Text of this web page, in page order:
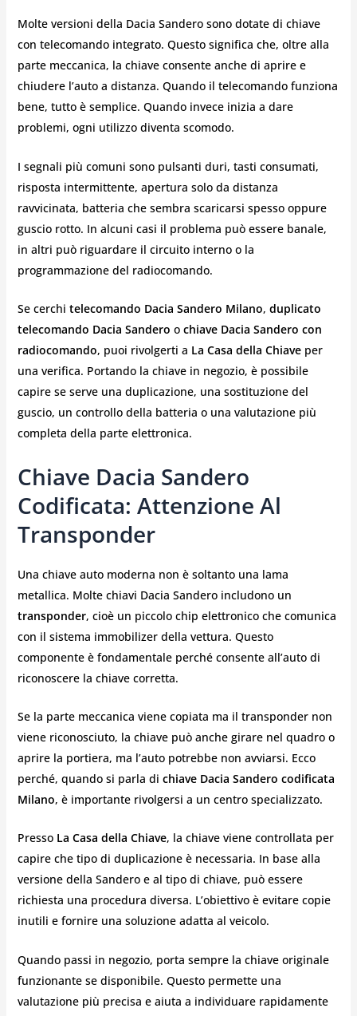
Molte versioni della Dacia Sandero sono dotate di chiave
con telecomando integrato. Questo significa che, oltre alla
parte meccanica, la chiave consente anche di aprire e
chiudere l’auto a distanza. Quando il telecomando funziona
bene, tutto è semplice. Quando invece inizia a dare
problemi, ogni utilizzo diventa scomodo.
I segnali più comuni sono pulsanti duri, tasti consumati,
risposta intermittente, apertura solo da distanza
ravvicinata, batteria che sembra scaricarsi spesso oppure
guscio rotto. In alcuni casi il problema può essere banale,
in altri può riguardare il circuito interno o la
programmazione del radiocomando.
Se cerchi telecomando Dacia Sandero Milano, duplicato
telecomando Dacia Sandero o chiave Dacia Sandero con
radiocomando, puoi rivolgerti a La Casa della Chiaveper
una verifica. Portando la chiave in negozio, è possibile
capire se serve una duplicazione, una sostituzione del
guscio, un controllo della batteria o una valutazione più
completa della parte elettronica.
Chiave Dacia Sandero
Codificata: Attenzione Al
Transponder
Una chiave auto moderna non è soltanto una lama
metallica. Molte chiavi Dacia Sandero includono un
transponder, cioè un piccolo chip elettronico che comunica
con il sistema immobilizer della vettura. Questo
componente è fondamentale perché consente all’auto di
riconoscere la chiave corretta.
Se la parte meccanica viene copiata ma il transponder non
viene riconosciuto, la chiave può anche girare nel quadro o
aprire la portiera, ma l’auto potrebbe non avviarsi. Ecco
perché, quando si parla di chiave Dacia Sandero codificata
Milano, è importante rivolgersi a un centro specializzato.
Presso La Casa della Chiave, la chiave viene controllata per
capire che tipo di duplicazione è necessaria. In base alla
versione della Sandero e al tipo di chiave, può essere
richiesta una procedura diversa. L’obiettivo è evitare copie
inutili e fornire una soluzione adatta al veicolo.
Quando passi in negozio, porta sempre la chiave originale
funzionante se disponibile. Questo permette una
valutazione più precisa e aiuta a individuare rapidamente